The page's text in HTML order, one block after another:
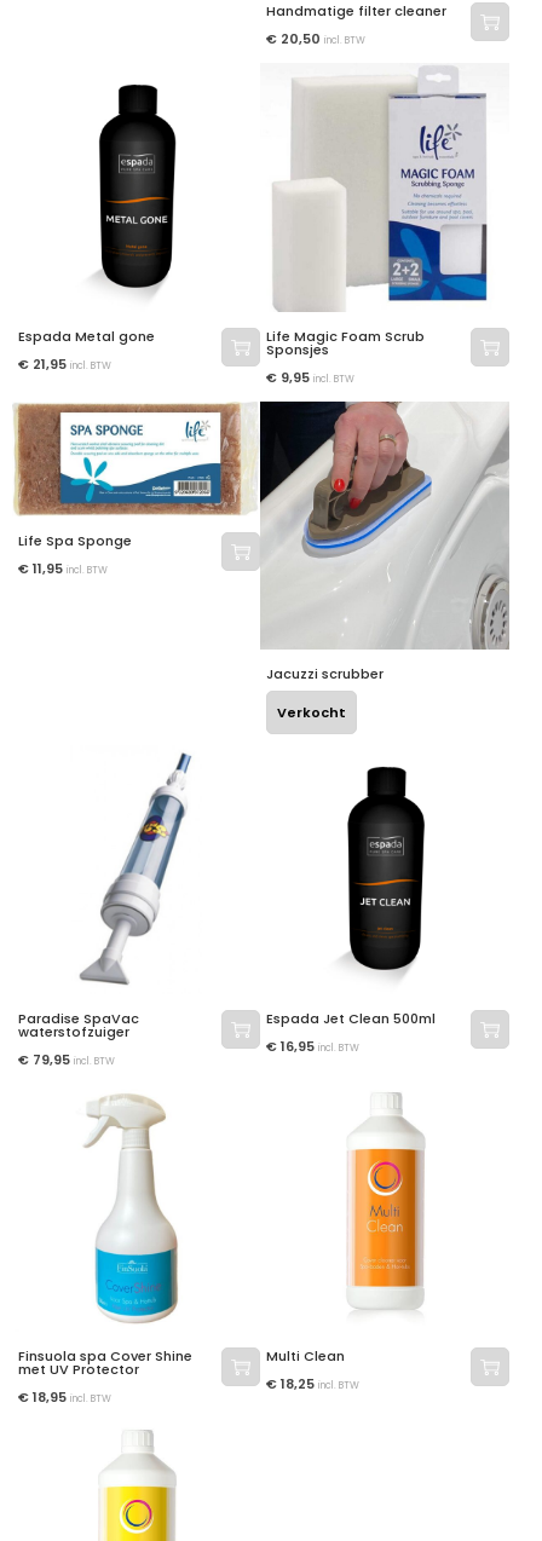
Handmatige filter cleaner
€ 20,50 incl. BTW
Espada Metal gone
€ 21,95 incl. BTW
Life Magic Foam Scrub
Sponsjes
€ 9,95 incl. BTW
Life Spa Sponge
€11,95 incl. BTW
Jacuzzi scrubber
Verkocht
Paradise SpaVac
waterstofzuiger
€ 79,95 incl. BTW
Espada Jet Clean 500ml
€16,95 incl. BTW
Finsuola spa Cover Shine
met UV Protector
€18,95 incl. BTW
Multi Clean
€18,25 incl. BTW